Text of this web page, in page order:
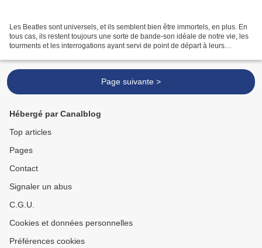
Les Beatles sont universels, et ils semblent bien être immortels, en plus. En
tous cas, ils restent toujours une sorte de bande-son idéale de notre vie, les
tourments et les interrogations ayant servi de point de départ à leurs
Page suivante >
Hébergé par Canalblog
Top articles
Pages
Contact
Signaler un abus
C.G.U.
Cookies et données personnelles
Préférences cookies